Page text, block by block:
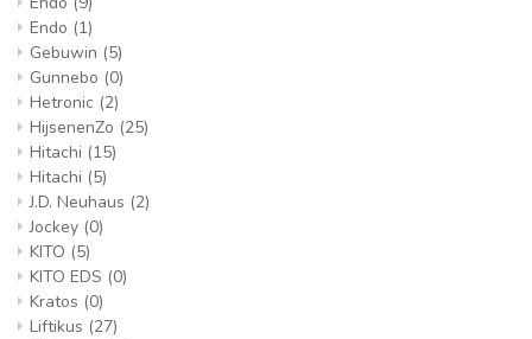
Endo (1)
Gebuwin (5)
Gunnebo (0)
Hetronic (2)
HijsenenZo (25)
Hitachi (15)
Hitachi (5)
J.D. Neuhaus (2)
Jockey (0)
KITO (5)
KITO EDS (0)
Kratos (0)
Liftikus (27)